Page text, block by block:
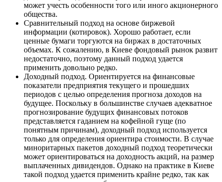
может учесть особенности того или иного акционерного
общества.
Cравнительный подход на основе биржевой
информации (котировок). Хорошо работает, если
ценные бумаги торгуются на биржах в достаточных
объемах. К сожалению, в Киеве фондовый рынок развит
недостаточно, поэтому данный подход удается
применить довольно редко.
Доходный подход. Ориентируется на финансовые
показатели предприятия текущего и прошедших
периодов с целью определения прогноза доходов на
будущее. Поскольку в большинстве случаев адекватное
прогнозирование будущих финансовых потоков
представляется гаданием на кофейной гуще (по
понятным причинам), доходный подход используется
только для определения ориентира стоимости. В случае
миноритарных пакетов доходный подход теоретически
может ориентироваться на доходность акций, на размер
выплаченных дивидендов. Однако на практике в Киеве
такой подход удается применить крайне редко, так как